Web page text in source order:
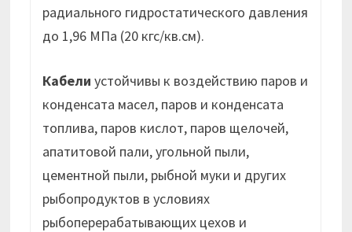
радиального гидростатического давления
до 1,96 МПа (20 кгс/кв.см).
Кабели устойчивы к воздействию паров и
конденсата масел, паров и конденсата
топлива, паров кислот, паров щелочей,
апатитовой пали, угольной пыли,
цементной пыли, рыбной муки и других
рыбопродуктов в условиях
рыбоперерабатывающих цехов и